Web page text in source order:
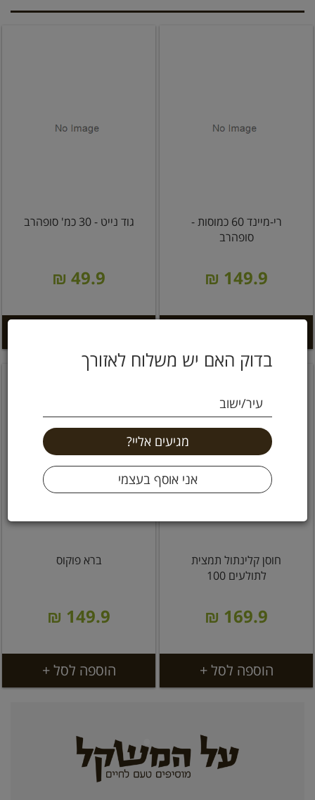
בדוק האם יש משלוח לאזורך
עיר/ישוב
רי-מיינד 60 כמוסות -
סופהרב
149.9 ₪
גוד נייט - 30 כמ' סופהרב
49.9 ₪
חוסן קלינתול תמצית
לתולעים 100
169.9 ₪
הוספה לסל +
ברא פוקוס
149.9 ₪
הוספה לסל +